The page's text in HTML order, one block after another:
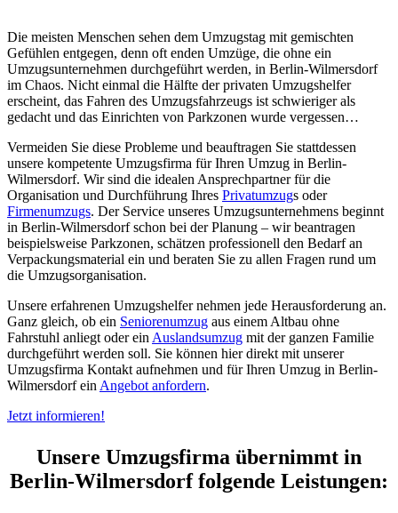
Die meisten Menschen sehen dem Umzugstag mit gemischten
Gefühlen entgegen, denn oft enden Umzüge, die ohne ein
Umzugsunternehmen durchgeführt werden, in Berlin-Wilmersdorf
im Chaos. Nicht einmal die Hälfte der privaten Umzugshelfer
erscheint, das Fahren des Umzugsfahrzeugs ist schwieriger als
gedacht und das Einrichten von Parkzonen wurde vergessen…
Vermeiden Sie diese Probleme und beauftragen Sie stattdessen
unsere kompetente Umzugsfirma für Ihren Umzug in Berlin-
Wilmersdorf. Wir sind die idealen Ansprechpartner für die
Organisation und Durchführung Ihres Privatumzugs oder
Firmenumzugs. Der Service unseres Umzugsunternehmens beginnt
in Berlin-Wilmersdorf schon bei der Planung – wir beantragen
beispielsweise Parkzonen, schätzen professionell den Bedarf an
Verpackungsmaterial ein und beraten Sie zu allen Fragen rund um
die Umzugsorganisation.
Unsere erfahrenen Umzugshelfer nehmen jede Herausforderung an.
Ganz gleich, ob ein Seniorenumzug aus einem Altbau ohne
Fahrstuhl anliegt oder ein Auslandsumzug mit der ganzen Familie
durchgeführt werden soll. Sie können hier direkt mit unserer
Umzugsfirma Kontakt aufnehmen und für Ihren Umzug in Berlin-
Wilmersdorf ein Angebot anfordern.
Jetzt informieren!
Unsere Umzugsfirma übernimmt in
Berlin-Wilmersdorf folgende Leistungen: